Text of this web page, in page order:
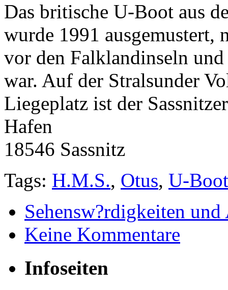
Das britische U-Boot aus
wurde 1991 ausgemustert,
vor den Falklandinseln
war. Auf der Stralsunder
Liegeplatz ist der
Hafen
18546 Sassnitz
Tags: H.M.S., Otus, U-Boot
Sehensw?rdigkeiten
Keine Kommentare
Infoseiten